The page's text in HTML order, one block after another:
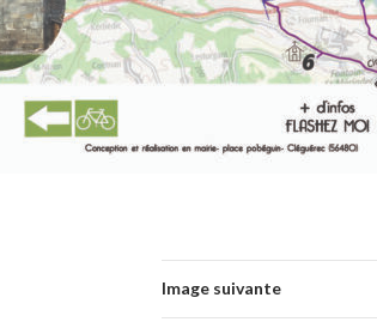
Image suivante